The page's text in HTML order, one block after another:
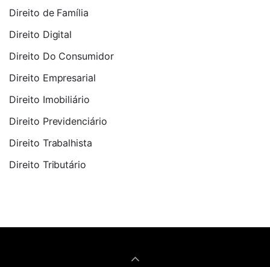
Direito de Família
Direito Digital
Direito Do Consumidor
Direito Empresarial
Direito Imobiliário
Direito Previdenciário
Direito Trabalhista
Direito Tributário